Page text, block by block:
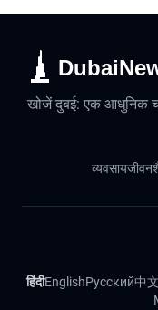
खोजें दुबई: एक आधुनिक
व्यवसाय
हिंदीEnglishРусский中文